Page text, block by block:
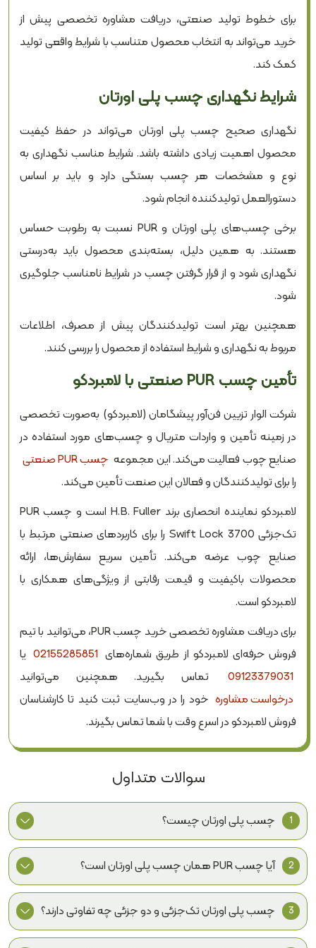
برای خطوط تولید صنعتی، دریافت مشاوره تخصصی پیش از
خرید می‌تواند به انتخاب محصول متناسب با شرایط واقعی تولید
کمک کند.
شرایط نگهداری چسب پلی اورتان
نگهداری صحیح چسب پلی اورتان می‌تواند در حفظ کیفیت
محصول اهمیت زیادی داشته باشد. شرایط مناسب نگهداری به
نوع و مشخصات هر چسب بستگی دارد و باید بر اساس
دستورالعمل تولیدکننده انجام شود.
برخی چسب‌های پلی اورتان و PUR نسبت به رطوبت حساس
هستند. به همین دلیل، بسته‌بندی محصول باید به‌درستی
نگهداری شود و از قرار گرفتن چسب در شرایط نامناسب جلوگیری
شود.
همچنین بهتر است تولیدکنندگان پیش از مصرف، اطلاعات
مربوط به نگهداری و شرایط استفاده از محصول را بررسی کنند.
تأمین چسب PUR صنعتی با لامبردکو
شرکت الوار تزیین فن‌آور پیشگامان (لامبردکو) به‌صورت تخصصی
در زمینه تأمین و واردات متریال و چسب‌های مورد استفاده در
صنایع چوب فعالیت می‌کند. این مجموعه چسب PUR صنعتی
را برای تولیدکنندگان و فعالان این صنعت تأمین می‌کند.
لامبردکو نماینده انحصاری برند H.B. Fuller است و چسب PUR
تک‌جزئی Swift Lock 3700 را برای کاربردهای صنعتی مرتبط با
صنایع چوب عرضه می‌کند. تأمین سریع سفارش‌ها، ارائه
محصولات باکیفیت و قیمت رقابتی از ویژگی‌های همکاری با
لامبردکو است.
برای دریافت مشاوره تخصصی خرید چسب PUR، می‌توانید با تیم
فروش حرفه‌ای لامبردکو از طریق شماره‌های 02155285851 یا
09123379031
تماس بگیرید. همچنین می‌توانید
درخواست مشاوره خود را در وب‌سایت ثبت کنید تا کارشناسان
فروش لامبردکو در اسرع وقت با شما تماس بگیرند.
سوالات متداول
1
چسب پلی اورتان چیست؟
چسب پلی اورتان به خانواده‌ای از چسب‌های مبتنی بر فناوری
پلی‌یورتان گفته می‌شود که در ساختارها و فرمولاسیون‌های
مختلف برای اتصال متریال‌ها و کاربردهای صنعتی تولید
می‌شوند.
2
آیا چسب PUR همان چسب پلی اورتان است؟
چسب PUR یکی از فناوری‌های مبتنی بر پلی اورتان است؛ اما
تمام چسب‌های پلی اورتان، PUR نیستند. چسب‌های PUR
گرماذوب واکنش‌گرا برای فرآیندهای صنعتی مشخص طراحی
3
چسب پلی اورتان تک‌جزئی و دو جزئی چه تفاوتی دارند؟
چسب تک‌جزئی به‌صورت آماده مصرف عرضه می‌شود؛